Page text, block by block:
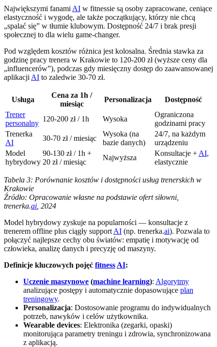
Największymi fanami AI w fitnessie są osoby zapracowane, ceniące
elastyczność i wygodę, ale także początkujący, którzy nie chcą
„spalać się” w tłumie klubowym. Dostępność 24/7 i brak presji
społecznej to dla wielu game-changer.
Pod względem kosztów różnica jest kolosalna. Średnia stawka za
godzinę pracy trenera w Krakowie to 120-200 zł (wyższe ceny dla
„influencerów”), podczas gdy miesięczny dostęp do zaawansowanej
aplikacji AI to zaledwie 30-70 zł.
Usługa
Cena za 1h /
miesiąc
Personalizacja
Dostępność
Trener
personalny
120-200 zł / 1h Wysoka
Ograniczona
godzinami pracy
Trenerka
AI
30-70 zł / miesiąc
Wysoka (na
bazie danych)
24/7, na każdym
urządzeniu
Model
hybrydowy
90-130 zł / 1h +
20 zł / miesiąc
Najwyższa
Konsultacje + AI,
elastycznie
Tabela 3: Porównanie kosztów i dostępności usług trenerskich w
Krakowie
Źródło: Opracowanie własne na podstawie ofert siłowni,
trenerka.ai , 2024
Model hybrydowy zyskuje na popularności — konsultacje z
trenerem offline plus ciągły support AI (np. trenerka.ai). Pozwala to
połączyć najlepsze cechy obu światów: empatię i motywację od
człowieka, analizę danych i precyzję od maszyny.
Definicje kluczowych pojęć fitness AI:
Uczenie maszynowe (machine learning): Algorytmy
analizujące postępy i automatycznie dopasowujące plan
treningowy.
Personalizacja: Dostosowanie programu do indywidualnych
potrzeb, nawyków i celów użytkownika.
Wearable devices: Elektronika (zegarki, opaski)
monitorująca parametry treningu i zdrowia, synchronizowana
z aplikacją.